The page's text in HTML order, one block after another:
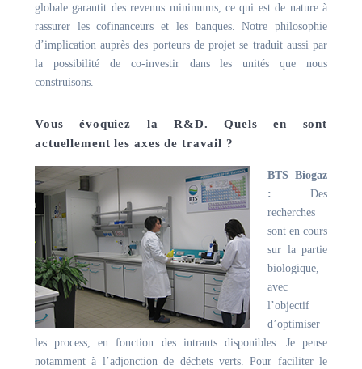
globale garantit des revenus minimums, ce qui est de nature à
rassurer les cofinanceurs et les banques. Notre philosophie
d’implication auprès des porteurs de projet se traduit aussi par
la possibilité de co-investir dans les unités que nous
construisons.
Vous évoquiez la R&D. Quels en sont
actuellement les axes de travail ?
BTS Biogaz
: Des
recherches
sont en cours
sur la partie
biologique,
avec
l’objectif
d’optimiser
les process, en fonction des intrants disponibles. Je pense
notamment à l’adjonction de déchets verts. Pour faciliter le